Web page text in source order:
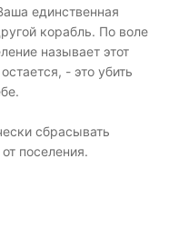
единственная
корабль. По воле
называет этот
- это убить
сбрасывать
поселения.